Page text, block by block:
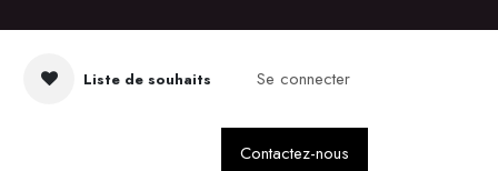
Liste de souhaits Se connecter
Contactez-nous